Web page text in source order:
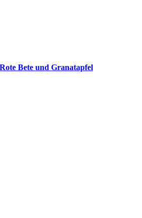
Bete und Granatapfel